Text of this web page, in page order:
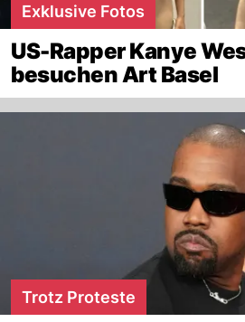
Exklusive Fotos
US-Rapper Kanye
besuchen Art Basel
Trotz Proteste